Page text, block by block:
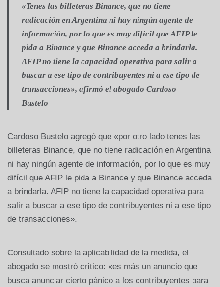
«Tenes las billeteras Binance, que no tiene
radicación en Argentina ni hay ningún agente de
información, por lo que es muy difícil que AFIP le
pida a Binance y que Binance acceda a brindarla.
AFIP no tiene la capacidad operativa para salir a
buscar a ese tipo de contribuyentes ni a ese tipo de
transacciones», afirmó el abogado Cardoso
Bustelo
Cardoso Bustelo agregó que «por otro lado tenes las
billeteras Binance, que no tiene radicación en Argentina
ni hay ningún agente de información, por lo que es muy
difícil que AFIP le pida a Binance y que Binance acceda
a brindarla. AFIP no tiene la capacidad operativa para
salir a buscar a ese tipo de contribuyentes ni a ese tipo
de transacciones».
Consultado sobre la aplicabilidad de la medida, el
abogado se mostró crítico: «es más un anuncio que
busca anunciar cierto pánico a los contribuyentes para